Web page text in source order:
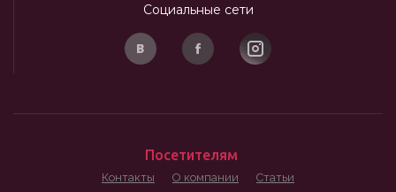
Социальные сети
Посетителям
Контакты О компании
Статьи